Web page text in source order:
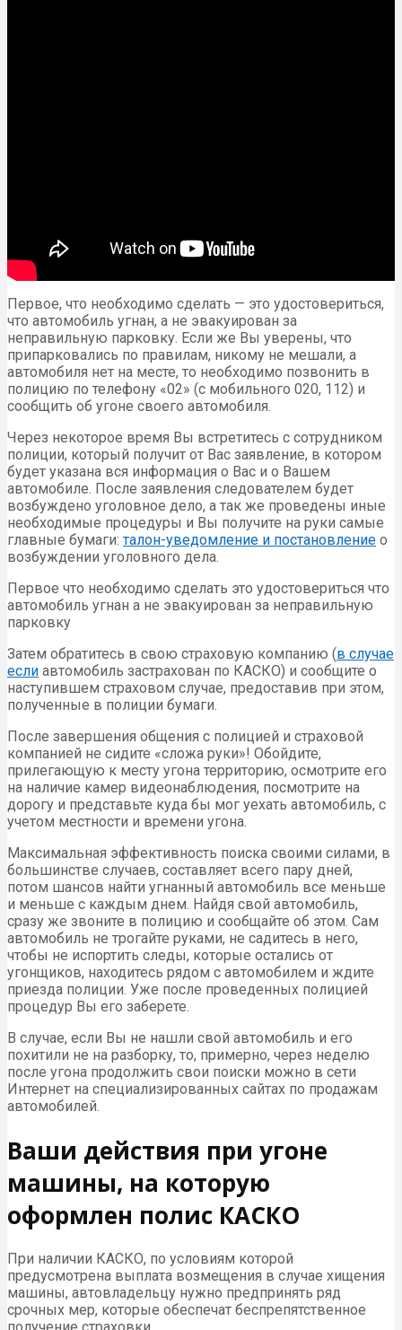
Первое, что необходимо сделать — это удостовериться,
что автомобиль угнан, а не эвакуирован за
неправильную парковку. Если же Вы уверены, что
припарковались по правилам, никому не мешали, а
автомобиля нет на месте, то необходимо позвонить в
полицию по телефону «02» (с мобильного 020, 112) и
сообщить об угоне своего автомобиля.
Через некоторое время Вы встретитесь с сотрудником
полиции, который получит от Вас заявление, в котором
будет указана вся информация о Вас и о Вашем
автомобиле. После заявления следователем будет
возбуждено уголовное дело, а так же проведены иные
необходимые процедуры и Вы получите на руки самые
главные бумаги: талон-уведомление и постановление о
возбуждении уголовного дела.
Первое что необходимо сделать это удостовериться что
автомобиль угнан а не эвакуирован за неправильную
парковку
Затем обратитесь в свою страховую компанию (в случае
если автомобиль застрахован по КАСКО) и сообщите о
наступившем страховом случае, предоставив при этом,
полученные в полиции бумаги.
После завершения общения с полицией и страховой
компанией не сидите «сложа руки»! Обойдите,
прилегающую к месту угона территорию, осмотрите его
на наличие камер видеонаблюдения, посмотрите на
дорогу и представьте куда бы мог уехать автомобиль, с
учетом местности и времени угона.
Максимальная эффективность поиска своими силами, в
большинстве случаев, составляет всего пару дней,
потом шансов найти угнанный автомобиль все меньше
и меньше с каждым днем. Найдя свой автомобиль,
сразу же звоните в полицию и сообщайте об этом. Сам
автомобиль не трогайте руками, не садитесь в него,
чтобы не испортить следы, которые остались от
угонщиков, находитесь рядом с автомобилем и ждите
приезда полиции. Уже после проведенных полицией
процедур Вы его заберете.
В случае, если Вы не нашли свой автомобиль и его
похитили не на разборку, то, примерно, через неделю
после угона продолжить свои поиски можно в сети
Интернет на специализированных сайтах по продажам
автомобилей.
Ваши действия при угоне
машины, на которую
оформлен полис КАСКО
При наличии КАСКО, по условиям которой
предусмотрена выплата возмещения в случае хищения
машины, автовладельцу нужно предпринять ряд
срочных мер, которые обеспечат беспрепятственное